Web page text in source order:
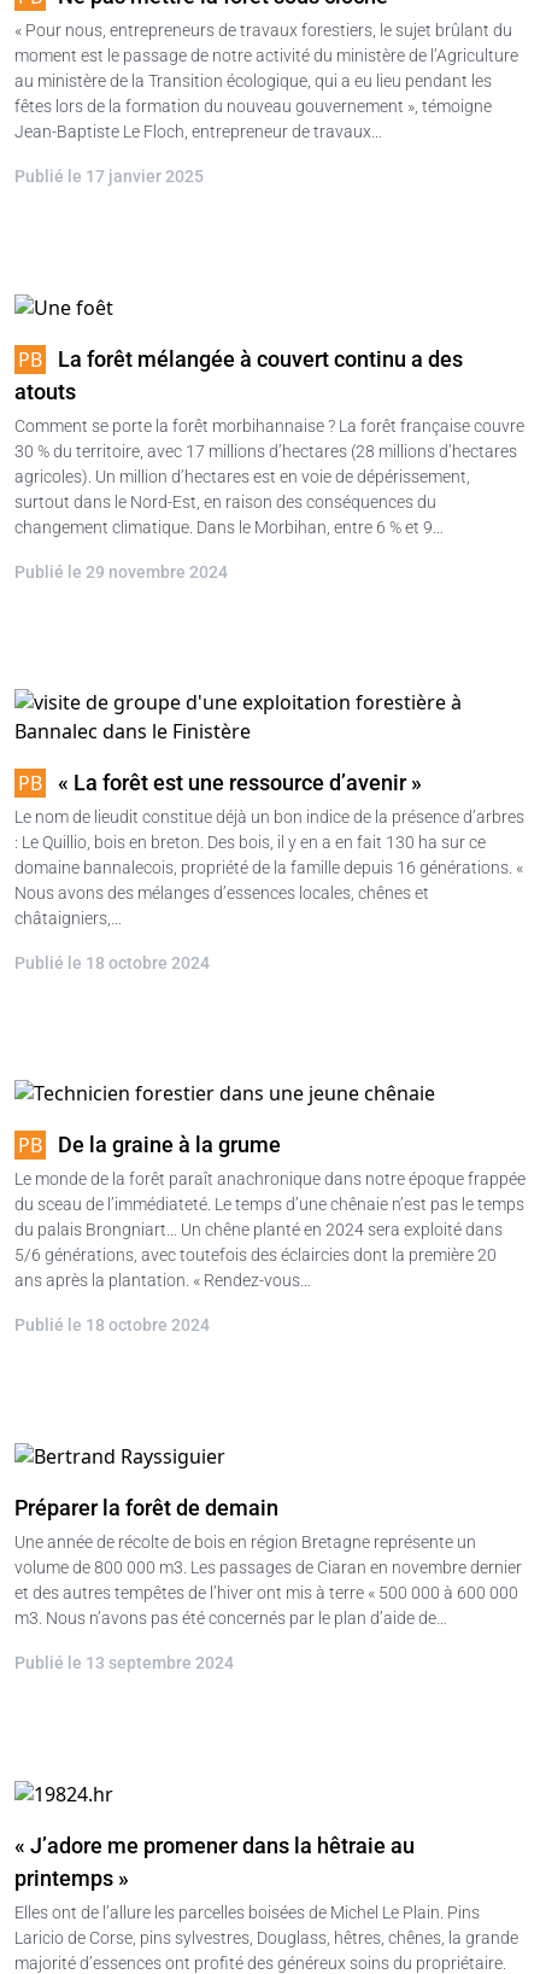
« Pour nous, entrepreneurs de travaux forestiers, le sujet brûlant du
moment est le passage de notre activité du ministère de l’Agriculture
au ministère de la Transition écologique, qui a eu lieu pendant les
fêtes lors de la formation du nouveau gouvernement », témoigne
Jean-Baptiste Le Floch, entrepreneur de travaux…
Publié le 17 janvier 2025
La forêt mélangée à couvert continu a des
atouts
Comment se porte la forêt morbihannaise ? La forêt française couvre
30 % du territoire, avec 17 millions d’hectares (28 millions d’hectares
agricoles). Un million d’hectares est en voie de dépérissement,
surtout dans le Nord-Est, en raison des conséquences du
changement climatique. Dans le Morbihan, entre 6 % et 9…
Publié le 29 novembre 2024
« La forêt est une ressource d’avenir »
Le nom de lieudit constitue déjà un bon indice de la présence d’arbres
: Le Quillio, bois en breton. Des bois, il y en a en fait 130 ha sur ce
domaine bannalecois, propriété de la famille depuis 16 générations. «
Nous avons des mélanges d’essences locales, chênes et
châtaigniers,…
Publié le 18 octobre 2024
De la graine à la grume
Le monde de la forêt paraît anachronique dans notre époque frappée
du sceau de l’immédiateté. Le temps d’une chênaie n’est pas le temps
du palais Brongniart… Un chêne planté en 2024 sera exploité dans
5/6 générations, avec toutefois des éclaircies dont la première 20
ans après la plantation. « Rendez-vous…
Publié le 18 octobre 2024
Préparer la forêt de demain
Une année de récolte de bois en région Bretagne représente un
volume de 800 000 m3. Les passages de Ciaran en novembre dernier
et des autres tempêtes de l’hiver ont mis à terre « 500 000 à 600 000
m3. Nous n’avons pas été concernés par le plan d’aide de…
Publié le 13 septembre 2024
« J’adore me promener dans la hêtraie au
printemps »
Elles ont de l’allure les parcelles boisées de Michel Le Plain. Pins
Laricio de Corse, pins sylvestres, Douglass, hêtres, chênes, la grande
majorité d’essences ont profité des généreux soins du propriétaire.